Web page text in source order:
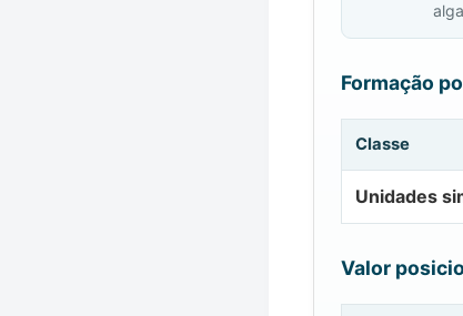
Formação
Classe
Unidades
Valor